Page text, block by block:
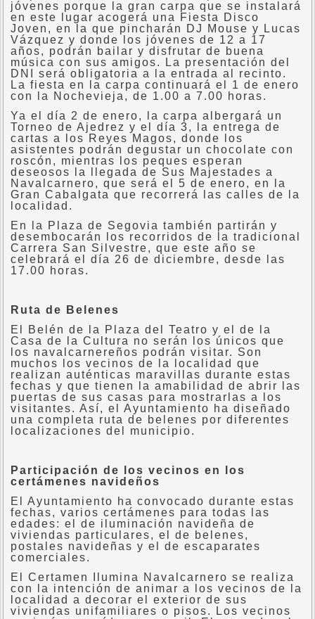
jóvenes porque la gran carpa que se instalará
en este lugar acogerá una Fiesta Disco
Joven, en la que pincharán DJ Mouse y Lucas
Vázquez y donde los jóvenes de 12 a 17
años, podrán bailar y disfrutar de buena
música con sus amigos. La presentación del
DNI será obligatoria a la entrada al recinto.
La fiesta en la carpa continuará el 1 de enero
con la Nochevieja, de 1.00 a 7.00 horas.
Ya el día 2 de enero, la carpa albergará un
Torneo de Ajedrez y el día 3, la entrega de
cartas a los Reyes Magos, donde los
asistentes podrán degustar un chocolate con
roscón, mientras los peques esperan
deseosos la llegada de Sus Majestades a
Navalcarnero, que será el 5 de enero, en la
Gran Cabalgata que recorrerá las calles de la
localidad.
En la Plaza de Segovia también partirán y
desembocarán los recorridos de la tradicional
Carrera San Silvestre, que este año se
celebrará el día 26 de diciembre, desde las
17.00 horas.
Ruta de Belenes
El Belén de la Plaza del Teatro y el de la
Casa de la Cultura no serán los únicos que
los navalcarnereños podrán visitar. Son
muchos los vecinos de la localidad que
realizan auténticas maravillas durante estas
fechas y que tienen la amabilidad de abrir las
puertas de sus casas para mostrarlas a los
visitantes. Así, el Ayuntamiento ha diseñado
una completa ruta de belenes por diferentes
localizaciones del municipio.
Participación de los vecinos en los
certámenes navideños
El Ayuntamiento ha convocado durante estas
fechas, varios certámenes para todas las
edades: el de iluminación navideña de
viviendas particulares, el de belenes,
postales navideñas y el de escaparates
comerciales.
El Certamen Ilumina Navalcarnero se realiza
con la intención de animar a los vecinos de la
localidad a decorar el exterior de sus
viviendas unifamiliares o pisos. Los vecinos